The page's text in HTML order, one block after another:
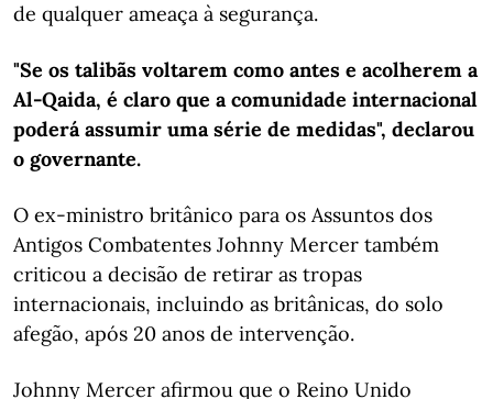
de qualquer ameaça à segurança.
"Se os talibãs voltarem como antes e acolherem a
Al-Qaida, é claro que a comunidade internacional
poderá assumir uma série de medidas", declarou
o governante.
O ex-ministro britânico para os Assuntos dos
Antigos Combatentes Johnny Mercer também
criticou a decisão de retirar as tropas
internacionais, incluindo as britânicas, do solo
afegão, após 20 anos de intervenção.
Johnny Mercer afirmou que o Reino Unido